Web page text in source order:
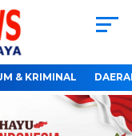
& KRIMINAL